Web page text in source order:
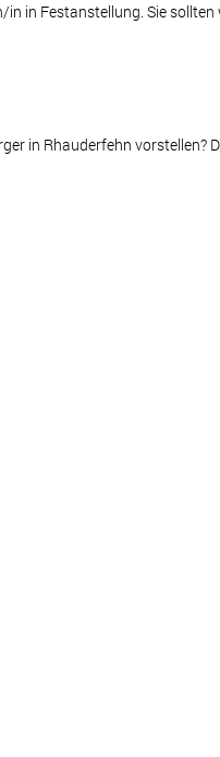
in Festanstellung. Sie
in Rhauderfehn vorstellen?